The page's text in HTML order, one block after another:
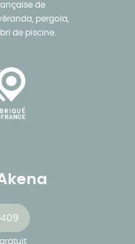
de
pergola,
de piscine.